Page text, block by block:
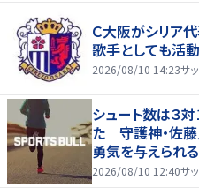
Ｃ大阪がシリア
歌手としても活
2026/08/10 14:23サ
シュート数は３
た 守護神・佐
勇気を与えられ
2026/08/10 12:40サ